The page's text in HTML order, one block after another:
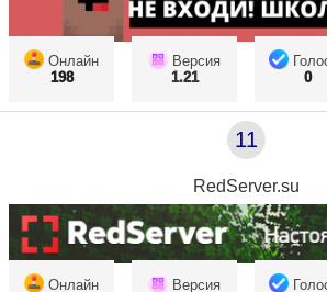
Онлайн
198
Версия
1.21
0
11
RedServer.su
Онлайн
Версия